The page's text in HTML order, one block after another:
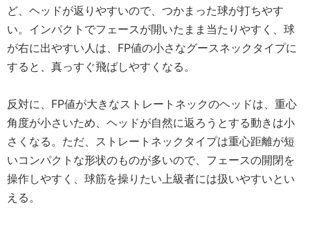
ど、ヘッドが返りやすいので、つかまった球が打ちやす
い。インパクトでフェースが開いたまま当たりやすく、球
が右に出やすい人は、FP値の小さなグースネックタイプに
すると、真っすぐ飛ばしやすくなる。
反対に、FP値が大きなストレートネックのヘッドは、重心
角度が小さいため、ヘッドが自然に返ろうとする動きは小
さくなる。ただ、ストレートネックタイプは重心距離が短
いコンパクトな形状のものが多いので、フェースの開閉を
操作しやすく、球筋を操りたい上級者には扱いやすいとい
える。